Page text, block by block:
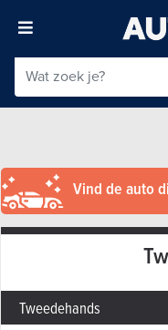
Vind de auto
Tweedehands